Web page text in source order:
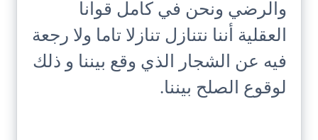
والرضي ونحن في كامل قوانا
العقلية أننا نتنازل تنازلا تاما ولا رجعة
فيه عن الشجار الذي وقع بيننا و ذلك
لوقوع الصلح بيننا.